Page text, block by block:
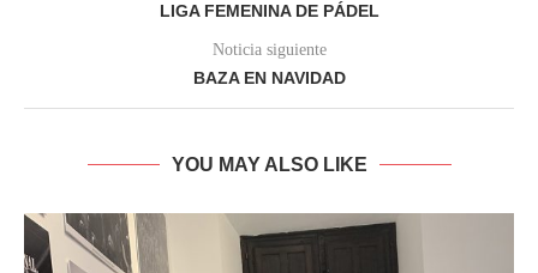
LIGA FEMENINA DE PÁDEL
Noticia siguiente
BAZA EN NAVIDAD
YOU MAY ALSO LIKE